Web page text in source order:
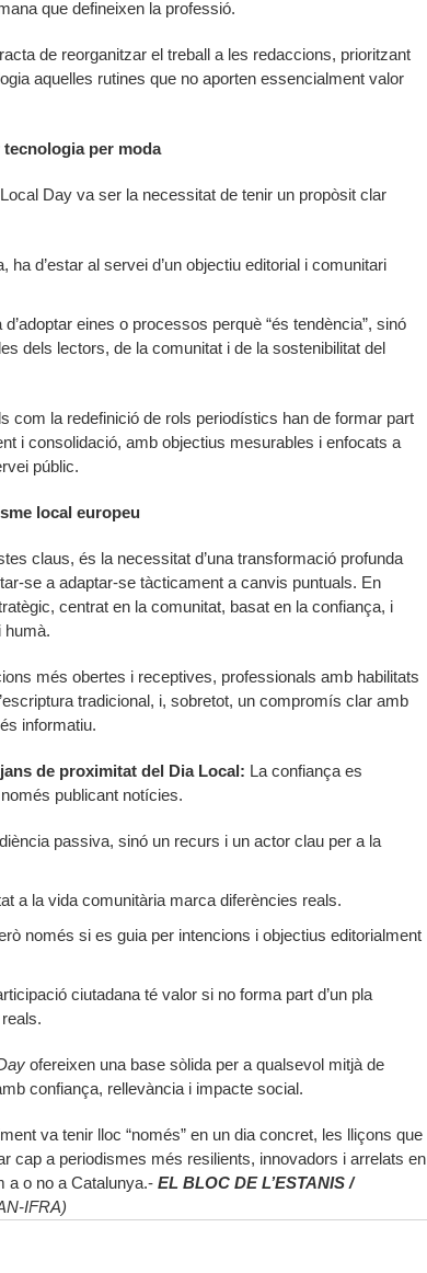
que defineixen la professió.
de reorganitzar el treball a les redaccions, prioritzant
aquelles rutines que no aporten essencialment valor
per moda
Day va ser la necessitat de tenir un propòsit clar
d’estar al servei d’un objectiu editorial i comunitari
eines o processos perquè “és tendència”, sinó
dels lectors, de la comunitat i de la sostenibilitat del
com la redefinició de rols periodístics han de formar part
i consolidació, amb objectius mesurables i enfocats a
públic.
local europeu
claus, és la necessitat d’una transformació profunda
se a adaptar-se tàcticament a canvis puntuals. En
centrat en la comunitat, basat en la confiança, i
humà.
més obertes i receptives, professionals amb habilitats
tradicional, i, sobretot, un compromís clar amb
informatiu.
de proximitat del Dia Local: La confiança es
publicant notícies.
passiva, sinó un recurs i un actor clau per a la
a la vida comunitària marca diferències reals.
només si es guia per intencions i objectius editorialment
ciutadana té valor si no forma part d’un pla
ofereixen una base sòlida per a qualsevol mitjà de
confiança, rellevància i impacte social.
va tenir lloc “només” en un dia concret, les lliçons que
cap a periodismes més resilients, innovadors i arrelats en
a o no a Catalunya.- EL BLOC DE L’ESTANIS /
IFRA)